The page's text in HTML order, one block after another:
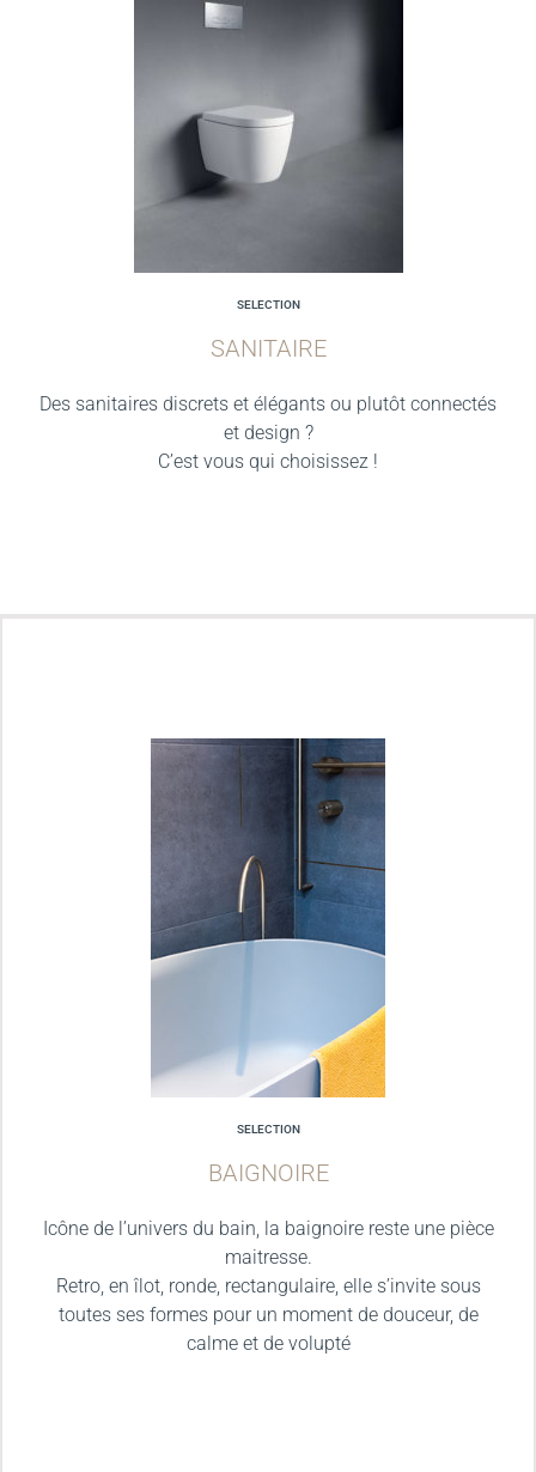
SELECTION
SANITAIRE
Des sanitaires discrets et élégants ou plutôt connectés
et design ?
C’est vous qui choisissez !
SELECTION
BAIGNOIRE
Icône de l’univers du bain, la baignoire reste une pièce
maitresse.
Retro, en îlot, ronde, rectangulaire, elle s’invite sous
toutes ses formes pour un moment de douceur, de
calme et de volupté